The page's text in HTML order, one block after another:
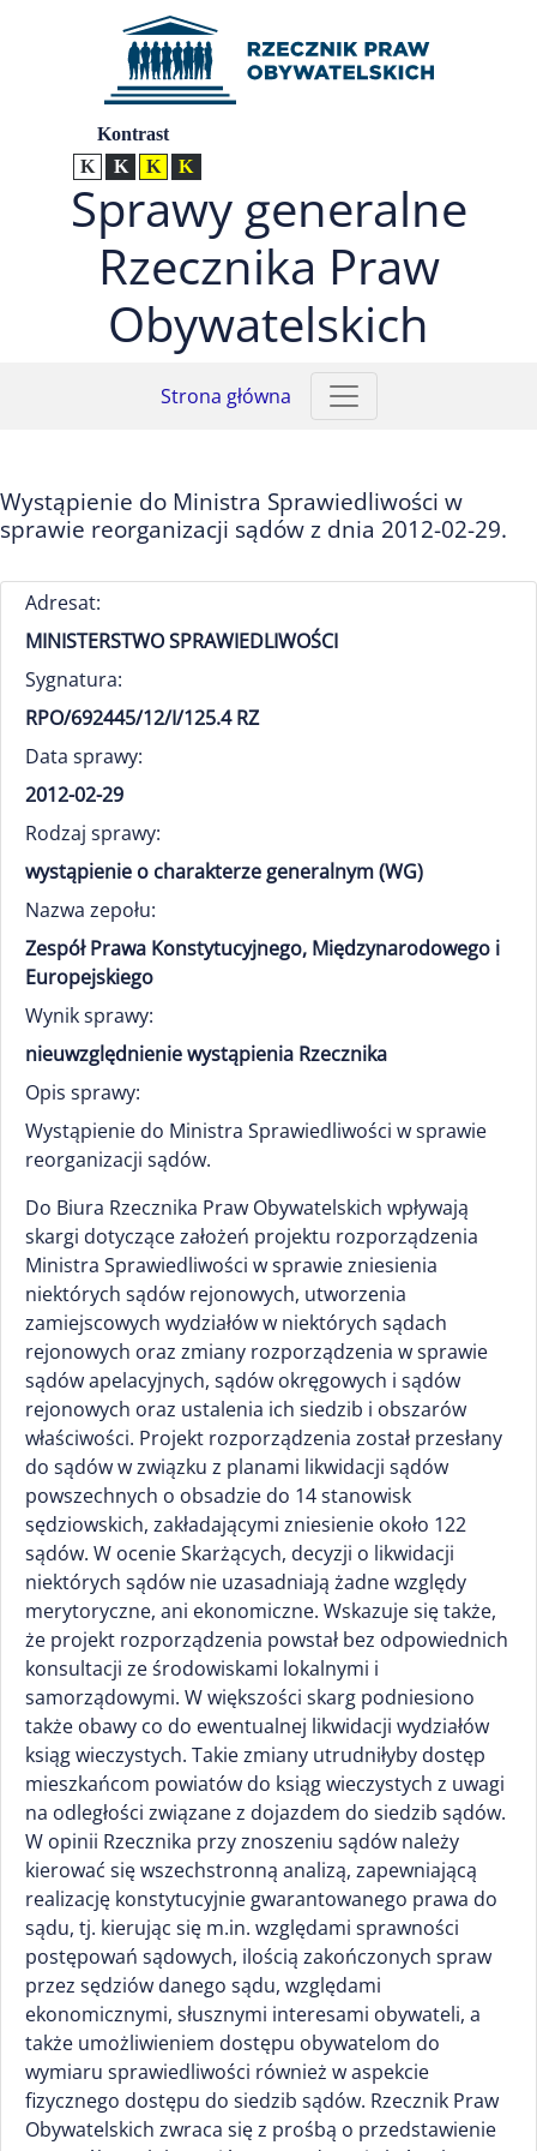
Przejdź do menu głównego (nacisnij Enter)
Przejdź do treści (nacisnij Enter)
Przejdź do mapy serwisu (nacisnij Enter)
UstawieniaKontrast
Kontrast normalny
Kontrast biały tekst na czarnym
Kontrast czarny tekst na żółtym
Sprawy generalne
Rzecznika Praw
Obywatelskich
Strona główna
Wystąpienie do Ministra Sprawiedliwości w
sprawie reorganizacji sądów z dnia 2012-02-29.
Adresat:
MINISTERSTWO SPRAWIEDLIWOŚCI
Sygnatura:
RPO/692445/12/I/125.4 RZ
Data sprawy:
2012-02-29
Rodzaj sprawy:
wystąpienie o charakterze generalnym (WG)
Nazwa zepołu:
Zespół Prawa Konstytucyjnego, Międzynarodowego i
Europejskiego
Wynik sprawy:
nieuwzględnienie wystąpienia Rzecznika
Opis sprawy:
Wystąpienie do Ministra Sprawiedliwości w sprawie
reorganizacji sądów.
Do Biura Rzecznika Praw Obywatelskich wpływają
skargi dotyczące założeń projektu rozporządzenia
Ministra Sprawiedliwości w sprawie zniesienia
niektórych sądów rejonowych, utworzenia
zamiejscowych wydziałów w niektórych sądach
rejonowych oraz zmiany rozporządzenia w sprawie
sądów apelacyjnych, sądów okręgowych i sądów
rejonowych oraz ustalenia ich siedzib i obszarów
właściwości. Projekt rozporządzenia został przesłany
do sądów w związku z planami likwidacji sądów
powszechnych o obsadzie do 14 stanowisk
sędziowskich, zakładającymi zniesienie około 122
sądów. W ocenie Skarżących, decyzji o likwidacji
niektórych sądów nie uzasadniają żadne względy
merytoryczne, ani ekonomiczne. Wskazuje się także,
że projekt rozporządzenia powstał bez odpowiednich
konsultacji ze środowiskami lokalnymi i
samorządowymi. W większości skarg podniesiono
także obawy co do ewentualnej likwidacji wydziałów
ksiąg wieczystych. Takie zmiany utrudniłyby dostęp
mieszkańcom powiatów do ksiąg wieczystych z uwagi
na odległości związane z dojazdem do siedzib sądów.
W opinii Rzecznika przy znoszeniu sądów należy
kierować się wszechstronną analizą, zapewniającą
realizację konstytucyjnie gwarantowanego prawa do
sądu, tj. kierując się m.in. względami sprawności
postępowań sądowych, ilością zakończonych spraw
przez sędziów danego sądu, względami
ekonomicznymi, słusznymi interesami obywateli, a
także umożliwieniem dostępu obywatelom do
wymiaru sprawiedliwości również w aspekcie
fizycznego dostępu do siedzib sądów. Rzecznik Praw
Obywatelskich zwraca się z prośbą o przedstawienie